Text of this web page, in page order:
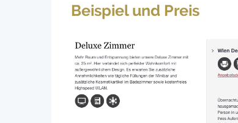
Beispiel und Preis